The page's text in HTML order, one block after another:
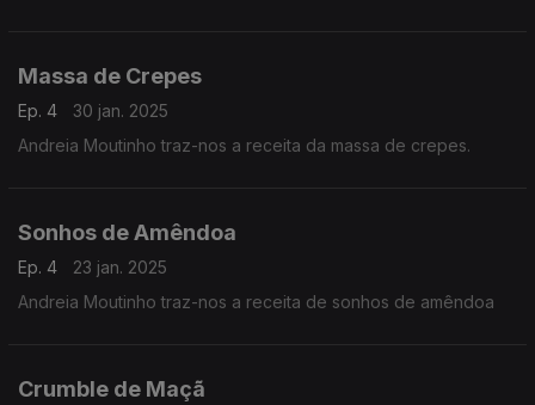
Massa de Crepes
Ep. 4
30 jan. 2025
Andreia Moutinho traz-nos a receita da massa de crepes.
Sonhos de Amêndoa
Ep. 4
23 jan. 2025
Andreia Moutinho traz-nos a receita de sonhos de amêndoa
Crumble de Maçã